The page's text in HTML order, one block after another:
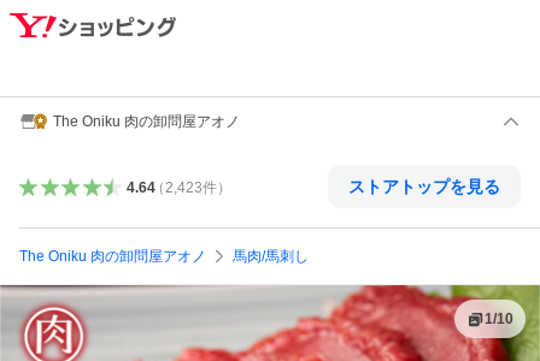
The Oniku 肉の卸問屋アオノ
4.64（ 2,423件） ストアトップを見る
The Oniku 肉の卸問屋アオノ 馬肉/馬刺し
1/10